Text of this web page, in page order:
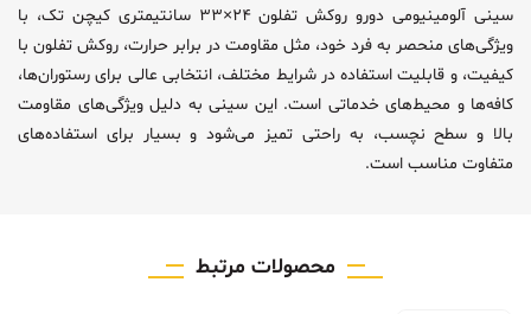
سینی آلومینیومی دورو روکش تفلون ۲۴×۳۳ سانتیمتری کیچن تک، با
ویژگی‌های منحصر به فرد خود، مثل مقاومت در برابر حرارت، روکش تفلون با
کیفیت، و قابلیت استفاده در شرایط مختلف، انتخابی عالی برای رستوران‌ها،
کافه‌ها و محیط‌های خدماتی است. این سینی به دلیل ویژگی‌های مقاومت
بالا و سطح نچسب، به راحتی تمیز می‌شود و بسیار برای استفاده‌های
متفاوت مناسب است.
محصولات مرتبط